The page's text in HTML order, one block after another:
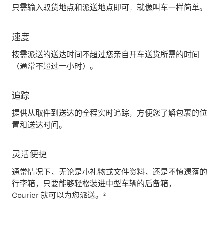
只需输入取货地点和派送地点即可，就像叫车一样简单。
速度
按需派送的送达时间不超过您亲自开车送货所需的时间
（通常不超过一小时）。
追踪
提供从取件到送达的全程实时追踪，方便您了解包裹的位
置和送达时间。
灵活便捷
通常情况下，无论是小礼物或文件资料，还是不慎遗落的
行李箱，只要能够轻松装进中型车辆的后备箱，
Courier 就可以为您派送。²